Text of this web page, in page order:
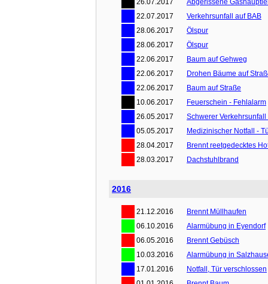
26.07.2017
Abgerissene
22.07.2017
Verkehrsunfall auf BAB
28.06.2017
Ölspur
28.06.2017
Ölspur
22.06.2017
Baum auf Gehweg
22.06.2017
Drohen Bäume auf
22.06.2017
Baum auf Straße
10.06.2017
Feuerschein - Fehlalarm
26.05.2017
Schwerer
05.05.2017
Medizinischer Notfall -
28.04.2017
Brennt reetgedecktes
28.03.2017
Dachstuhlbrand
2016
21.12.2016
Brennt Müllhaufen
06.10.2016
Alarmübung in Eyendorf
06.05.2016
Brennt Gebüsch
10.03.2016
Alarmübung in
17.01.2016
Notfall, Tür verschlossen